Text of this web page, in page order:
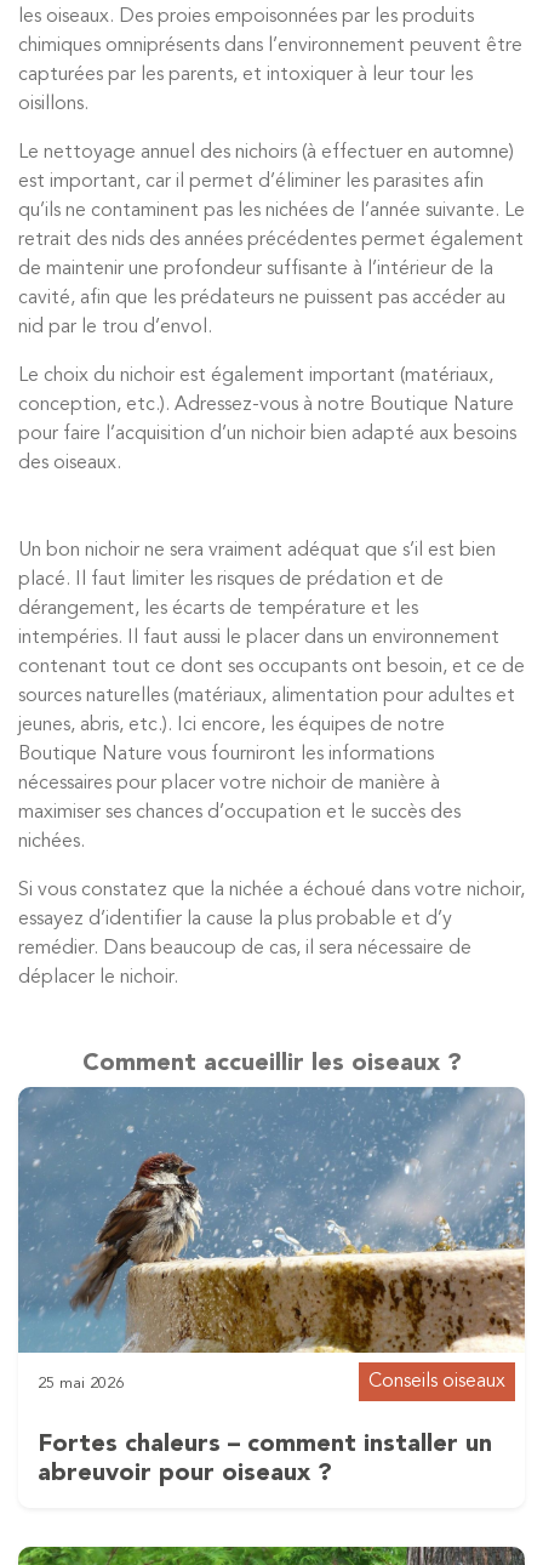
les oiseaux. Des proies empoisonnées par les produits
chimiques omniprésents dans l’environnement peuvent être
capturées par les parents, et intoxiquer à leur tour les
oisillons.
Le nettoyage annuel des nichoirs (à effectuer en automne)
est important, car il permet d’éliminer les parasites afin
qu’ils ne contaminent pas les nichées de l’année suivante. Le
retrait des nids des années précédentes permet également
de maintenir une profondeur suffisante à l’intérieur de la
cavité, afin que les prédateurs ne puissent pas accéder au
nid par le trou d’envol.
Le choix du nichoir est également important (matériaux,
conception, etc.). Adressez-vous à notre Boutique Nature
pour faire l’acquisition d’un nichoir bien adapté aux besoins
des oiseaux.
Un bon nichoir ne sera vraiment adéquat que s’il est bien
placé. Il faut limiter les risques de prédation et de
dérangement, les écarts de température et les
intempéries. Il faut aussi le placer dans un environnement
contenant tout ce dont ses occupants ont besoin, et ce de
sources naturelles (matériaux, alimentation pour adultes et
jeunes, abris, etc.). Ici encore, les équipes de notre
Boutique Nature vous fourniront les informations
nécessaires pour placer votre nichoir de manière à
maximiser ses chances d’occupation et le succès des
nichées.
Si vous constatez que la nichée a échoué dans votre nichoir,
essayez d’identifier la cause la plus probable et d’y
remédier. Dans beaucoup de cas, il sera nécessaire de
déplacer le nichoir.
Comment accueillir les oiseaux ?
25 mai 2026 Conseils oiseaux
Fortes chaleurs – comment installer un
abreuvoir pour oiseaux ?